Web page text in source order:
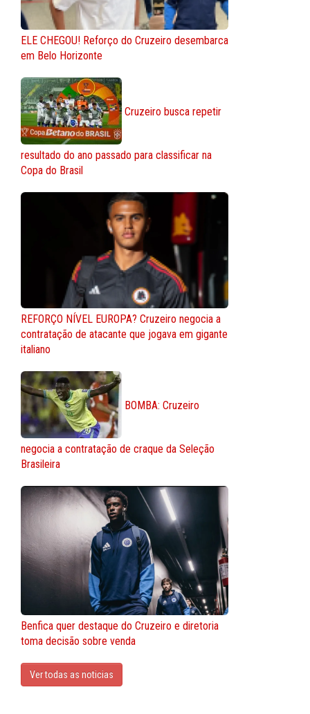
ELE CHEGOU! Reforço do Cruzeiro desembarca
em Belo Horizonte
Cruzeiro busca repetir
resultado do ano passado para classificar na
Copa do Brasil
REFORÇO NÍVEL EUROPA? Cruzeiro negocia a
contratação de atacante que jogava em gigante
italiano
BOMBA: Cruzeiro
negocia a contratação de craque da Seleção
Brasileira
Benfica quer destaque do Cruzeiro e diretoria
toma decisão sobre venda
Ver todas as noticias